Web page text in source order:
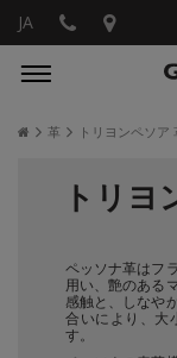
JA
革 トリヨンペソア
トリヨ
ペッソナ革はフ
用い、艶のある
感触と、しなや
合いにより、大
す。